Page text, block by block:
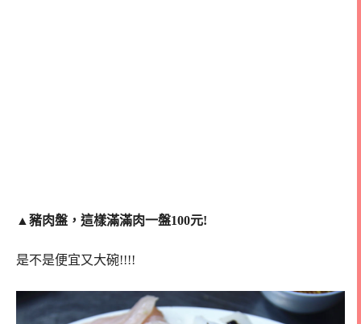
▲豬肉盤，這樣滿滿肉一盤100元!
是不是便宜又大碗!!!!